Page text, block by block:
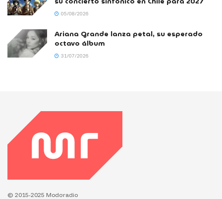
05/08/2026
Ariana Grande lanza petal, su esperado
octavo álbum
31/07/2026
© 2015-2025 Modoradio